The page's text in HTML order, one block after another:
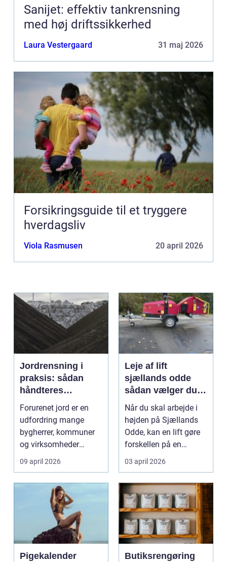
Sanijet: effektiv tankrensning
med høj driftssikkerhed
Laura Vestergaard 31 maj 2026
Forsikringsguide til et tryggere
hverdagsliv
Viola Rasmusen 20 april 2026
Jordrensning i
praksis: sådan
håndteres
forurenet jord
ansvarligt
Forurenet jord er en
udfordring mange
bygherrer, kommuner
og virksomheder
møder, når gamle
industrig...
09 april 2026
Leje af lift
sjællands odde
sådan vælger du
den rigtige løsning
Når du skal arbejde i
højden på Sjællands
Odde, kan en lift gøre
forskellen på en
besværlig og en ov...
03 april 2026
Pigekalender
Butiksrengøring